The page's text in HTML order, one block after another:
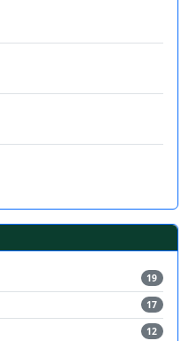
19
17
12